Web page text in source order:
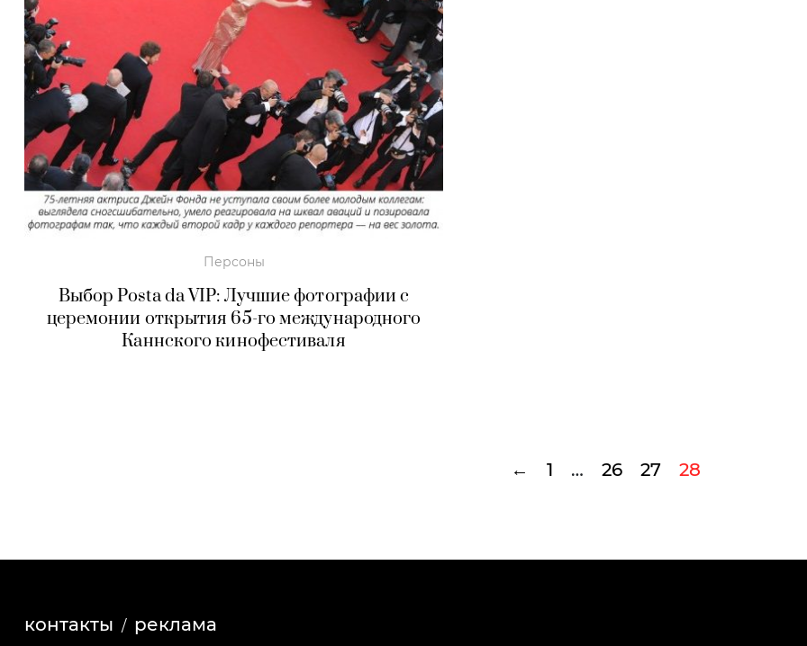
Персоны
Выбор Posta da VIP: Лучшие фотографии с
церемонии открытия 65-го международного
Каннского кинофестиваля
← 1 … 26 27 28
контакты реклама